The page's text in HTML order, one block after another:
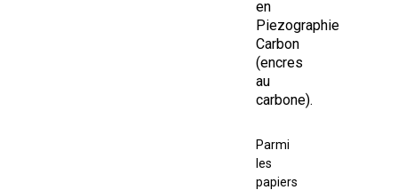
en
Piezographie
Carbon
(encres
au
carbone).
Parmi
les
papiers